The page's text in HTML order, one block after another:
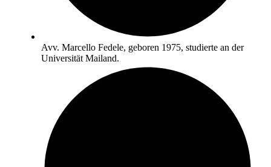
Avv. Marcello Fedele, geboren 1975, studierte an der
Universität Mailand.